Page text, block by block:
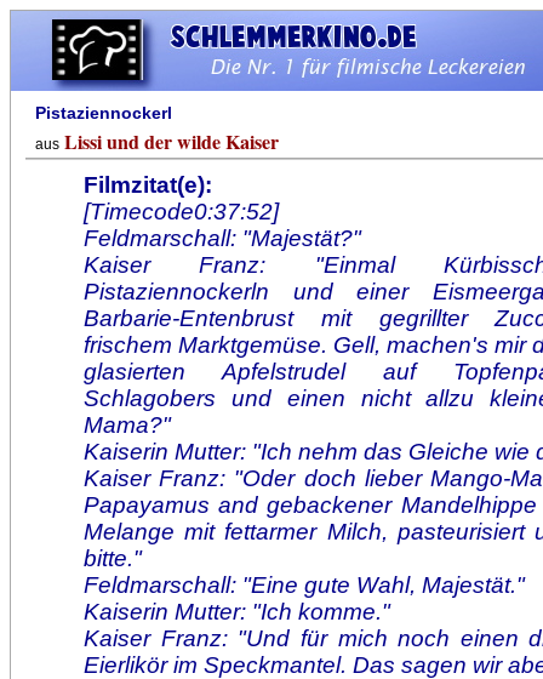
Pistaziennockerl
aus Lissi und der wilde Kaiser
Filmzitat(e):
[Timecode0:37:52]
Feldmarschall: "Majestät?"
Kaiser Franz: "Einmal
Pistaziennockerln und einer
Barbarie-Entenbrust mit gegrillter
frischem Marktgemüse. Gell, machen's mir
glasierten Apfelstrudel auf
Schlagobers und einen nicht allzu
Mama?"
Kaiserin Mutter: "Ich nehm das Gleiche wie
Kaiser Franz: "Oder doch lieber Mango-
Papayamus and gebackener
Melange mit fettarmer Milch, pasteurisiert
bitte."
Feldmarschall: "Eine gute Wahl, Majestät."
Kaiserin Mutter: "Ich komme."
Kaiser Franz: "Und für mich noch einen
Eierlikör im Speckmantel. Das sagen wir